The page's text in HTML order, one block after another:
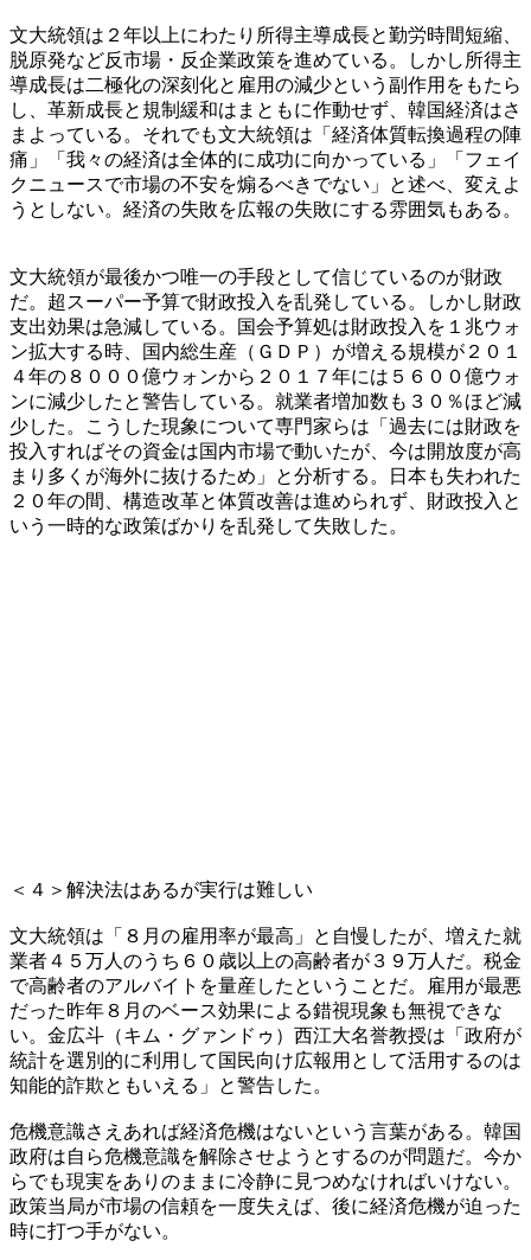
文大統領は２年以上にわたり所得主導成長と勤労時間短縮、
脱原発など反市場・反企業政策を進めている。しかし所得主
導成長は二極化の深刻化と雇用の減少という副作用をもたら
し、革新成長と規制緩和はまともに作動せず、韓国経済はさ
まよっている。それでも文大統領は「経済体質転換過程の陣
痛」「我々の経済は全体的に成功に向かっている」「フェイ
クニュースで市場の不安を煽るべきでない」と述べ、変えよ
うとしない。経済の失敗を広報の失敗にする雰囲気もある。
文大統領が最後かつ唯一の手段として信じているのが財政
だ。超スーパー予算で財政投入を乱発している。しかし財政
支出効果は急減している。国会予算処は財政投入を１兆ウォ
ン拡大する時、国内総生産（ＧＤＰ）が増える規模が２０１
４年の８０００億ウォンから２０１７年には５６００億ウォ
ンに減少したと警告している。就業者増加数も３０％ほど減
少した。こうした現象について専門家らは「過去には財政を
投入すればその資金は国内市場で動いたが、今は開放度が高
まり多くが海外に抜けるため」と分析する。日本も失われた
２０年の間、構造改革と体質改善は進められず、財政投入と
いう一時的な政策ばかりを乱発して失敗した。
＜４＞解決法はあるが実行は難しい
文大統領は「８月の雇用率が最高」と自慢したが、増えた就
業者４５万人のうち６０歳以上の高齢者が３９万人だ。税金
で高齢者のアルバイトを量産したということだ。雇用が最悪
だった昨年８月のベース効果による錯視現象も無視できな
い。金広斗（キム・グァンドゥ）西江大名誉教授は「政府が
統計を選別的に利用して国民向け広報用として活用するのは
知能的詐欺ともいえる」と警告した。
危機意識さえあれば経済危機はないという言葉がある。韓国
政府は自ら危機意識を解除させようとするのが問題だ。今か
らでも現実をありのままに冷静に見つめなければいけない。
政策当局が市場の信頼を一度失えば、後に経済危機が迫った
時に打つ手がない。